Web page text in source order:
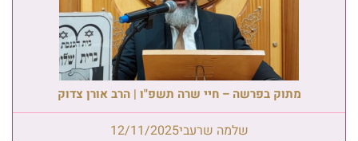
מתוק בפרשה – חיי שרה תשפ"ו | הרב אורן צדוק
שלמה שרעבי12/11/2025